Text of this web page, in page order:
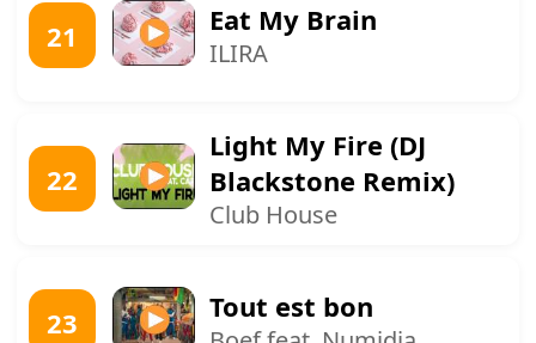
21 Eat My Brain
ILIRA
22
Light My Fire (DJ
Blackstone Remix)
Club House
23 Tout est bon